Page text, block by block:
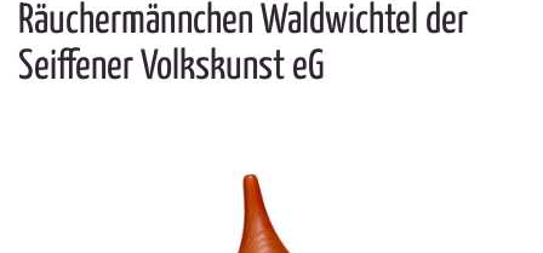
Räuchermännchen Waldwichtel der
Seiffener Volkskunst eG